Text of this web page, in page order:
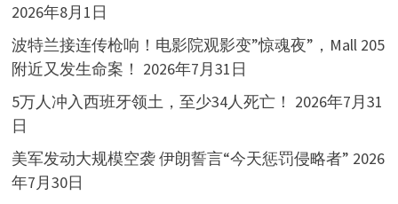
2026年8月1日
波特兰接连传枪响！电影院观影变”惊魂夜”，Mall 205
附近又发生命案！ 2026年7月31日
5万人冲入西班牙领土，至少34人死亡！ 2026年7月31
日
美军发动大规模空袭 伊朗誓言“今天惩罚侵略者” 2026
年7月30日